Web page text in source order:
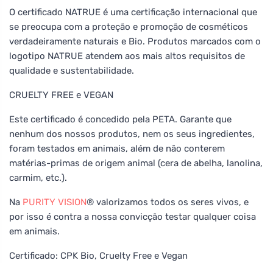
O certificado NATRUE é uma certificação internacional que
se preocupa com a proteção e promoção de cosméticos
verdadeiramente naturais e Bio. Produtos marcados com o
logotipo NATRUE atendem aos mais altos requisitos de
qualidade e sustentabilidade.
CRUELTY FREE e VEGAN
Este certificado é concedido pela PETA. Garante que
nenhum dos nossos produtos, nem os seus ingredientes,
foram testados em animais, além de não conterem
matérias-primas de origem animal (cera de abelha, lanolina,
carmim, etc.).
Na PURITY VISION® valorizamos todos os seres vivos, e
por isso é contra a nossa convicção testar qualquer coisa
em animais.
Certificado: CPK Bio, Cruelty Free e Vegan